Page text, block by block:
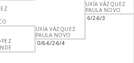
UXÍA VÁZQUEZ
PAULA NOVO
0/6-6/2-6/4
UXÍA VÁZQUEZ
PAULA NOVO
6/2-6/3